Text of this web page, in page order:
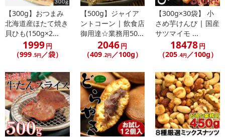
【キャンセルについて】
※お申込み後のキャンセルはお受けできません。
記載されている内容を必ずご確認いただき、お届けする商品セット
にご納得いただきましたうえでお申し込みください。
※パッケージ変更や商品リニューアル（成分など含む）等により、
る場合がございます。
また、[新たな加工食品の原料原産地表示制度]の経過措置期間の終
了により、商品詳細内に記載の原産国・原材料の表記が旧表記の場
合がございます。
あらかじめご了承いただいた上でお申込みください。なお、本理由
によるお申込み後のキャンセル・返品交換は対応いたしかねます。
【300g】おつまみ
北海道産ほたて焼き
貝ひも(150g×2...
1999円
（999.5円／袋）
【500g】ジャイア
ントコーン | 飲食店
御用達☆業務用50...
2046円
（409.2円／100g）
【300g×30袋】 小
さめ芋けんぴ | 国産
サツマイモ ...
18478円
（205.4円／100g）